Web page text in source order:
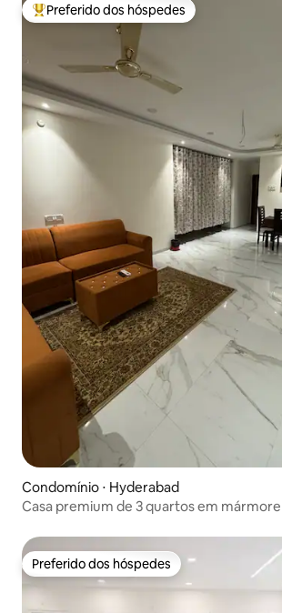
Entre os melhores preferidos dos hóspedes
Preferido dos hóspedes
Condomínio ⋅ Hyderabad
Casa premium de 3 quartos em
Preferido dos hóspedes
Preferido dos hóspedes